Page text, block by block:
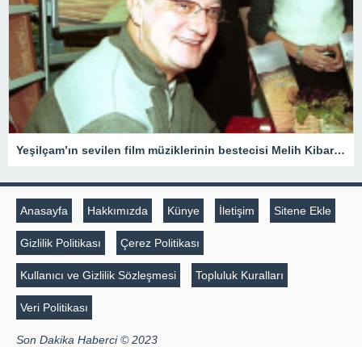
Yeşilçam’ın sevilen film müziklerinin bestecisi Melih Kibar anılıyor
Anasayfa Hakkımızda Künye İletişim Sitene Ekle
Gizlilik Politikası Çerez Politikası
Kullanıcı ve Gizlilik Sözleşmesi Topluluk Kuralları
Veri Politikası
Son Dakika Haberci © 2023